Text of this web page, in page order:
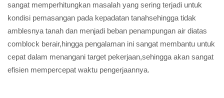
sangat memperhitungkan masalah yang sering terjadi untuk
kondisi pemasangan pada kepadatan tanahsehingga tidak
amblesnya tanah dan menjadi beban penampungan air diatas
comblock berair,hingga pengalaman ini sangat membantu untuk
cepat dalam menangani target pekerjaan,sehingga akan sangat
efisien mempercepat waktu pengerjaannya.